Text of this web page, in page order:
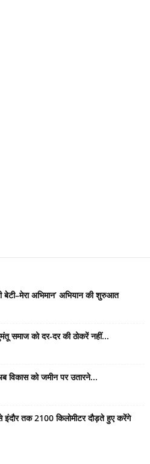
बेटी–मेरा अभिमान’ अभियान की शुरुआत
समाज को दर-दर की ठोकरें नहीं...
विकास को जमीन पर उतारने...
इंदौर तक 2100 किलोमीटर दौड़ते हुए करेंगे